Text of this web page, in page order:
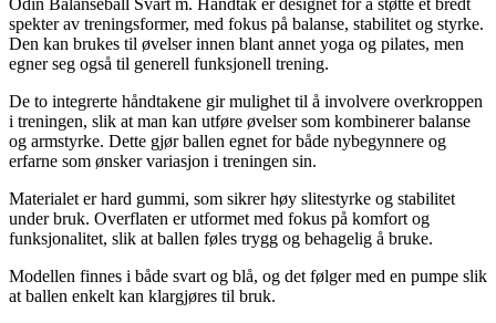
Odin Balanseball Svart m. Håndtak er designet for å støtte et bredt
spekter av treningsformer, med fokus på balanse, stabilitet og styrke.
Den kan brukes til øvelser innen blant annet yoga og pilates, men
egner seg også til generell funksjonell trening.
De to integrerte håndtakene gir mulighet til å involvere overkroppen
i treningen, slik at man kan utføre øvelser som kombinerer balanse
og armstyrke. Dette gjør ballen egnet for både nybegynnere og
erfarne som ønsker variasjon i treningen sin.
Materialet er hard gummi, som sikrer høy slitestyrke og stabilitet
under bruk. Overflaten er utformet med fokus på komfort og
funksjonalitet, slik at ballen føles trygg og behagelig å bruke.
Modellen finnes i både svart og blå, og det følger med en pumpe slik
at ballen enkelt kan klargjøres til bruk.